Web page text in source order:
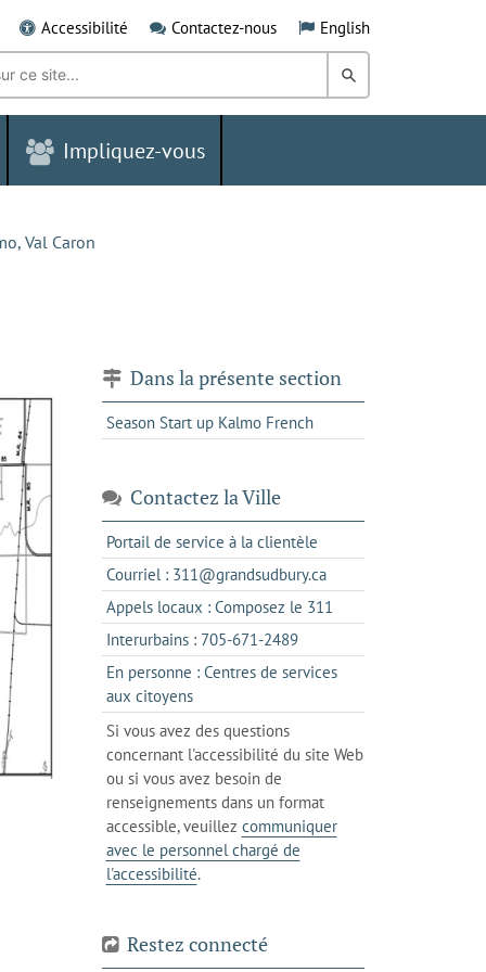
Accessibilité Contactez-nous English
Rechercher
dans
Grand
Impliquez-vous
Val Caron
Dans la présente section
Season Start up Kalmo French
Contactez la Ville
Portail de service à la clientèles'ouvre
dans
un
nouvel
Courriel : 311@grandsudbury.cas'ouvre
dans
votre
de
Appels locaux : Composez le 311
dans
un
client
téléphone
Interurbains : 705-671-2489s'ouvre
dans
client
votre
En personne : Centres de services
aux citoyenss'ouvre
dans
l'onglet
actuel
Si vous avez des questions
concernant l'accessibilité du site Web
ou si vous avez besoin de
renseignements dans un format
accessible, veuillez communiquer
avec le personnel chargé de
l'accessibilité.
Restez connecté